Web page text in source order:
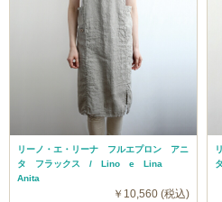
リーノ・エ・リーナ フルエプロン アニ
タ フラックス / Lino e Lina
Anita
￥10,560 (税込)